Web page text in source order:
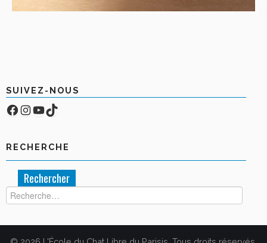
SUIVEZ-NOUS
Facebook
Compte Instagram
YouTube
TikTok
RECHERCHE
Rechercher :